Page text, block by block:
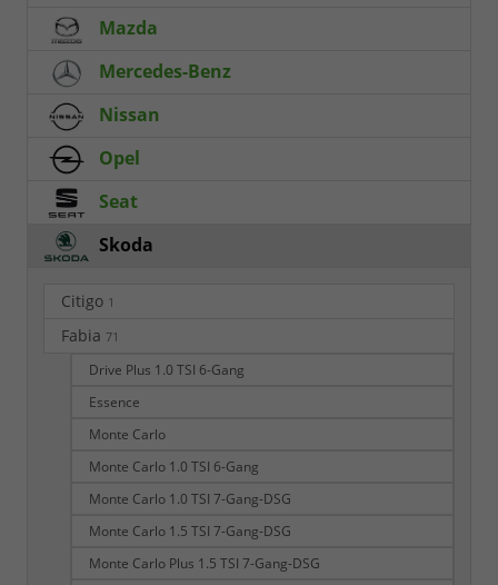
Mazda
Mercedes-Benz
Nissan
Opel
Seat
Skoda
Citigo 1
Fabia 71
Drive Plus 1.0 TSI 6-Gang
Essence
Monte Carlo
Monte Carlo 1.0 TSI 6-Gang
Monte Carlo 1.0 TSI 7-Gang-DSG
Monte Carlo 1.5 TSI 7-Gang-DSG
Monte Carlo Plus 1.5 TSI 7-Gang-DSG